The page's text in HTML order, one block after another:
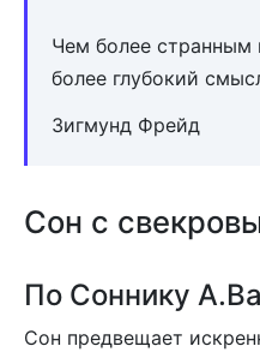
Чем более странным
более глубокий
Зигмунд Фрейд
Сон с
По Соннику
Сон предвещает